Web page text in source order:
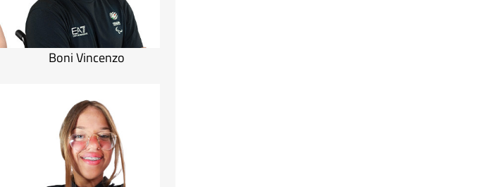
Boni Vincenzo